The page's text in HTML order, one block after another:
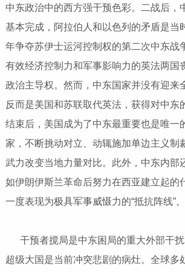
中东政治中的西方强干预色彩。二战后，
基本完成，阿拉伯人和以色列的矛盾是当
年争夺苏伊士运河控制权的第二次中东战
有效经济控制力和军事影响力的英法两国
政治主导权。然而，中东国家并没有迎来
反而是美国和苏联取代英法，获得对中东
结束后，美国成为了中东最重要也是唯一
家，不断挑动对立、动辄施加单边主义制
武力改变当地力量对比。此外，中东内部
如伊朗伊斯兰革命后努力在西亚建立起的
一度表现为极具军事威慑力的“抵抗阵线”。
干预者搅局是中东困局的重大外部干扰
超级大国是当前冲突悲剧的病灶。全球多